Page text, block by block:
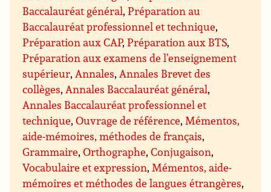
Baccalauréat général,Préparation au
Baccalauréat professionnel et technique,
Préparation aux CAP,Préparation aux BTS,
Préparation aux examens de l’enseignement
supérieur, Annales, Annales Brevet des
collèges, Annales Baccalauréat général,
Annales Baccalauréat professionnel et
technique,Ouvrage de référence, Mémentos,
aide-mémoires, méthodes de français,
Grammaire,Orthographe,Conjugaison,
Vocabulaire et expression, Mémentos, aide-
mémoires et méthodes de langues étrangères,